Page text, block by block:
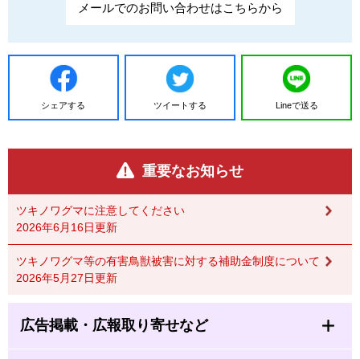
メールでのお問い合わせはこちらから
シェアする ツイートする Lineで送る
重要なお知らせ
ツキノワグマに注意してください
2026年6月16日更新
ツキノワグマ等の有害鳥獣被害に対する補助金制度について
2026年5月27日更新
広告掲載・広報取り寄せなど